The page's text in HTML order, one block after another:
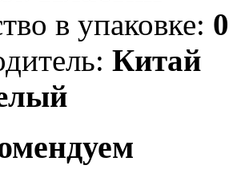
в упаковке: 0
Китай